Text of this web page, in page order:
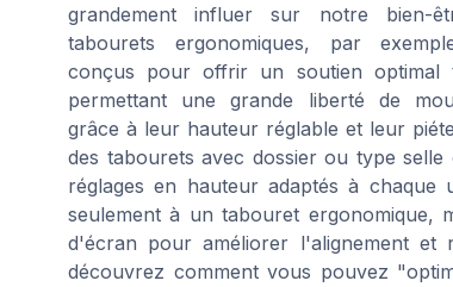
grandement influer sur notre bien-
tabourets ergonomiques, par
conçus pour offrir un soutien optimal
permettant une grande liberté de
grâce à leur hauteur réglable et leur
des tabourets avec dossier ou type
réglages en hauteur adaptés à chaque
seulement à un tabouret ergonomique,
d'écran pour améliorer l'alignement et
découvrez comment vous pouvez